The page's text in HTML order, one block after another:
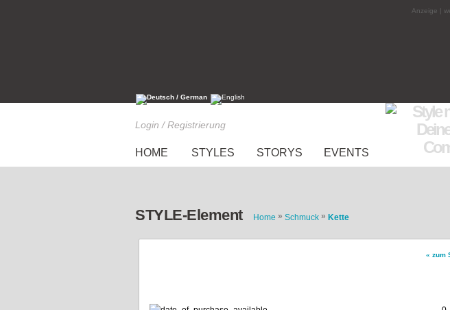
Anzeige |
Login / Registrierung
HOME STYLES STORYS EVENTS
STYLE-Element Home » Schmuck » Kette
« zum